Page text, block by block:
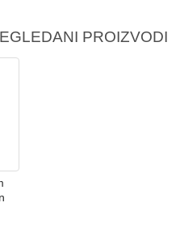
PROIZVODI